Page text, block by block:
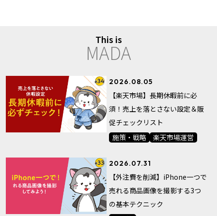
MADA
This is
2026.08.05
【楽天市場】長期休暇前に必
須！売上を落とさない設定＆販
促チェックリスト
施策・戦略
楽天市場運営
2026.07.31
【外注費を削減】iPhone一つで
売れる商品画像を撮影する3つ
の基本テクニック